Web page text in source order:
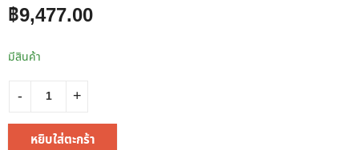
฿9,477.00
มีสินค้า
หยิบใส่ตะกร้า